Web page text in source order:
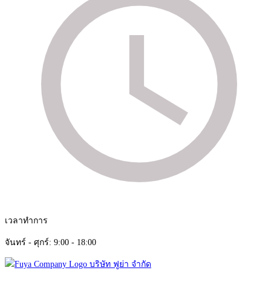
เวลาทำการ
จันทร์ - ศุกร์: 9:00 - 18:00